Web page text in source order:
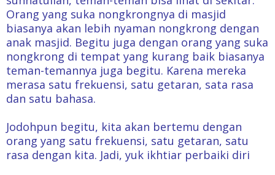
Orang yang suka nongkrongnya di masjid
biasanya akan lebih nyaman nongkrong dengan
anak masjid. Begitu juga dengan orang yang suka
nongkrong di tempat yang kurang baik biasanya
teman-temannya juga begitu. Karena mereka
merasa satu frekuensi, satu getaran, sata rasa
dan satu bahasa.
Jodohpun begitu, kita akan bertemu dengan
orang yang satu frekuensi, satu getaran, satu
rasa dengan kita. Jadi, yuk ikhtiar perbaiki diri